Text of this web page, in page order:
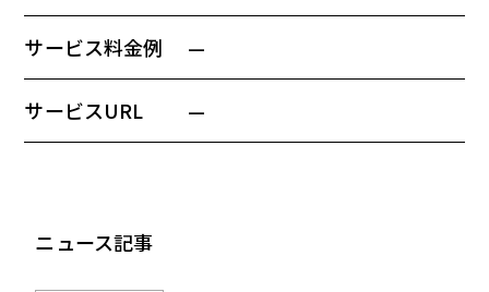
サービス料金例 —
サービスURL —
ニュース記事